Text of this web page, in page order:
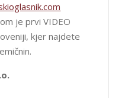
je prvi VIDEO
kjer najdete